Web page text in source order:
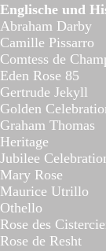
Englische und
Abraham Darby
Camille Pissarro
Comtess de
Eden Rose 85
Gertrude Jekyll
Golden
Graham Thomas
Heritage
Jubilee
Mary Rose
Maurice Utrillo
Othello
Rose des
Rose de Resht